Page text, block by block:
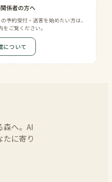
係者の方へ
予約受付・送客を始めたい方は、
ご覧ください。
について
へ。AI
に寄り